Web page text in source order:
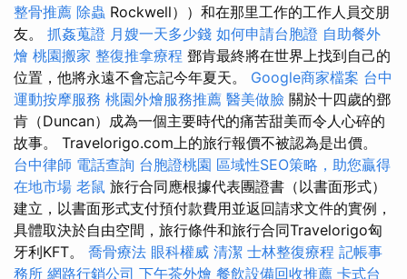
整骨推薦 除蟲 Rockwell））和在那里工作的工作人員交朋
友。 抓姦蒐證 月嫂一天多少錢 如何申請台胞證 自助餐外
燴 桃園搬家 整復推拿療程 鄧肯最終將在世界上找到自己的
位置，他將永遠不會忘記今年夏天。 Google商家檔案 台中
運動按摩服務 桃園外燴服務推薦 醫美做臉 關於十四歲的鄧
肯（Duncan）成為一個主要時代的痛苦甜美而令人心碎的
故事。 Travelorigo.com上的旅行報價不被認為是出價。
台中律師 電話查詢 台胞證桃園 區域性SEO策略，助您贏得
在地市場 老鼠 旅行合同應根據代表團證書（以書面形式）
建立，以書面形式支付預付款費用並返回請求文件的實例，
具體取決於自由空間，旅行條件和旅行合同Travelorigo匈
牙利KFT。 喬骨療法 眼科權威 清潔 士林整復療程 記帳事
務所 網路行銷公司 下午茶外燴 餐飲設備回收推薦 卡式台